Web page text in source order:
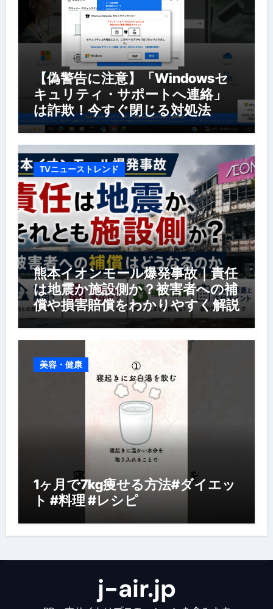
【偽警告に注意】「Windowsセ
キュリティ・サポートへ連絡」
は詐欺！今すぐ閉じる対処法
TVニューストレンド
熊本イオンモール爆発事故｜責任
は地震か施設側か？被害者への補
償や損害賠償をわかりやすく解説
美容・健康
1ヶ月で7kg痩せる方法#ダイエッ
ト #料理 #レシピ
j-air.jp